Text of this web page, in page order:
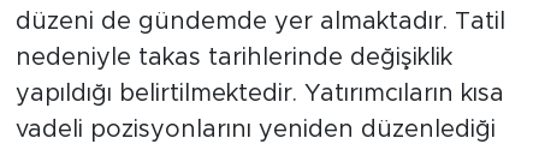
düzeni de gündemde yer almaktadır. Tatil
nedeniyle takas tarihlerinde değişiklik
yapıldığı belirtilmektedir. Yatırımcıların kısa
vadeli pozisyonlarını yeniden düzenlediği